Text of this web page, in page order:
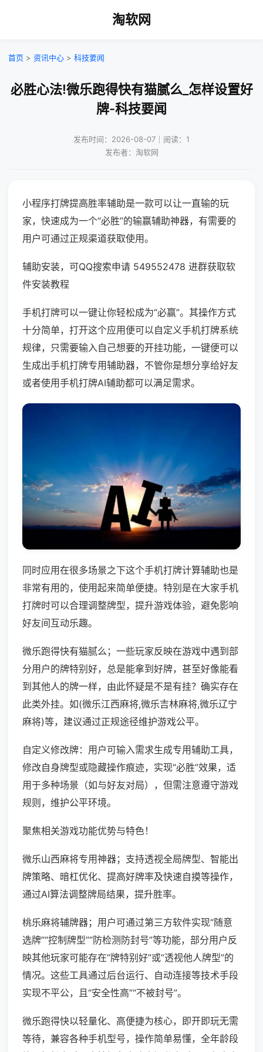
淘软网
首页 > 资讯中心 > 科技要闻
必胜心法!微乐跑得快有猫腻么_怎样设置好
牌-科技要闻
发布时间：2026-08-07｜阅读：1
发布者：淘软网
小程序打牌提高胜率辅助是一款可以让一直输的玩
家，快速成为一个“必胜”的输赢辅助神器，有需要的
用户可通过正规渠道获取使用。
辅助安装，可QQ搜索申请 549552478 进群获取软
件安装教程
手机打牌可以一键让你轻松成为“必赢”。其操作方式
十分简单，打开这个应用便可以自定义手机打牌系统
规律，只需要输入自己想要的开挂功能，一键便可以
生成出手机打牌专用辅助器，不管你是想分享给好友
或者使用手机打牌AI辅助都可以满足需求。
同时应用在很多场景之下这个手机打牌计算辅助也是
非常有用的，使用起来简单便捷。特别是在大家手机
打牌时可以合理调整牌型，提升游戏体验，避免影响
好友间互动乐趣。
微乐跑得快有猫腻么；一些玩家反映在游戏中遇到部
分用户的牌特别好，总是能拿到好牌，甚至好像能看
到其他人的牌一样，由此怀疑是不是有挂？确实存在
此类外挂。如(微乐江西麻将,微乐吉林麻将,微乐辽宁
麻将)等，建议通过正规途径维护游戏公平。
自定义修改牌：用户可输入需求生成专用辅助工具，
修改自身牌型或隐藏操作痕迹，实现“必胜”效果，适
用于多种场景（如与好友对局），但需注意遵守游戏
规则，维护公平环境。
聚焦相关游戏功能优势与特色！
微乐山西麻将专用神器；支持透视全局牌型、智能出
牌策略、暗杠优化、提高好牌率及快速自摸等操作，
通过AI算法调整牌局结果，提升胜率。
桃乐麻将辅牌器；用户可通过第三方软件实现“随意
选牌”“控制牌型”“防检测防封号”等功能，部分用户反
映其他玩家可能存在“牌特别好”或“透视他人牌型”的
情况。这些工具通过后台运行、自动连接等技术手段
实现不平公，且“安全性高”“不被封号”。
微乐跑得快以轻量化、高便捷为核心，即开即玩无需
等待，兼容各种手机型号，操作简单易懂，全年龄段